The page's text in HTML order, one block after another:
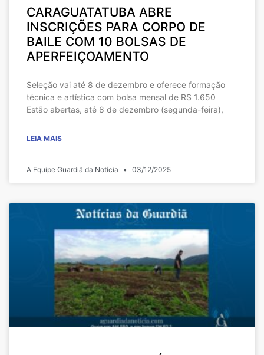
CARAGUATATUBA ABRE
INSCRIÇÕES PARA CORPO DE
BAILE COM 10 BOLSAS DE
APERFEIÇOAMENTO
Seleção vai até 8 de dezembro e oferece formação
técnica e artística com bolsa mensal de R$ 1.650
Estão abertas, até 8 de dezembro (segunda-feira),
LEIA MAIS
A Equipe Guardiã da Notícia 03/12/2025